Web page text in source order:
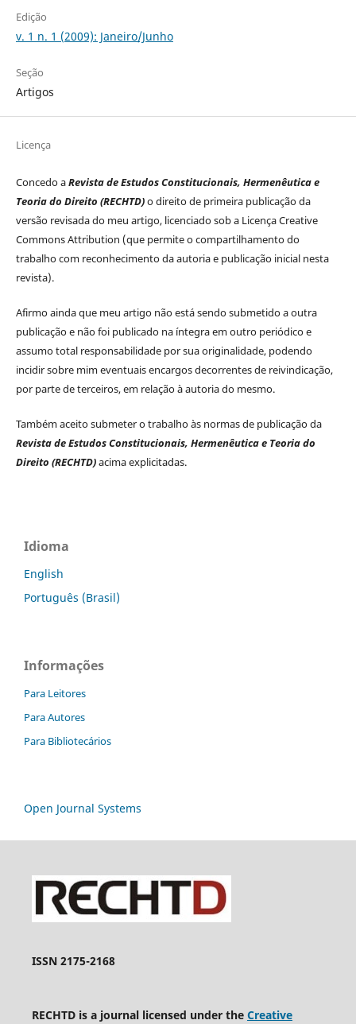
Edição
v. 1 n. 1 (2009): Janeiro/Junho
Seção
Artigos
Licença
Concedo aRevista de Estudos Constitucionais, Hermenêutica e
Teoria do Direito (RECHTD)o direito de primeira publicação da
versão revisada do meu artigo, licenciado sob a Licença Creative
Commons Attribution (que permite o compartilhamento do
trabalho com reconhecimento da autoria e publicação inicial nesta
revista).
Afirmo ainda que meu artigo não está sendo submetido a outra
publicação e não foi publicado na íntegra em outro periódico e
assumo total responsabilidade por sua originalidade, podendo
incidir sobre mim eventuais encargos decorrentes de reivindicação,
por parte de terceiros, em relação à autoria do mesmo.
Também aceito submeter o trabalho às normas de publicação da
Revista de Estudos Constitucionais, Hermenêutica e Teoria do
Direito (RECHTD)acima explicitadas.
Idioma
English
Português (Brasil)
Informações
Para Leitores
Para Autores
Para Bibliotecários
Open Journal Systems
ISSN 2175-2168
RECHTD is a journal licensed under the Creative